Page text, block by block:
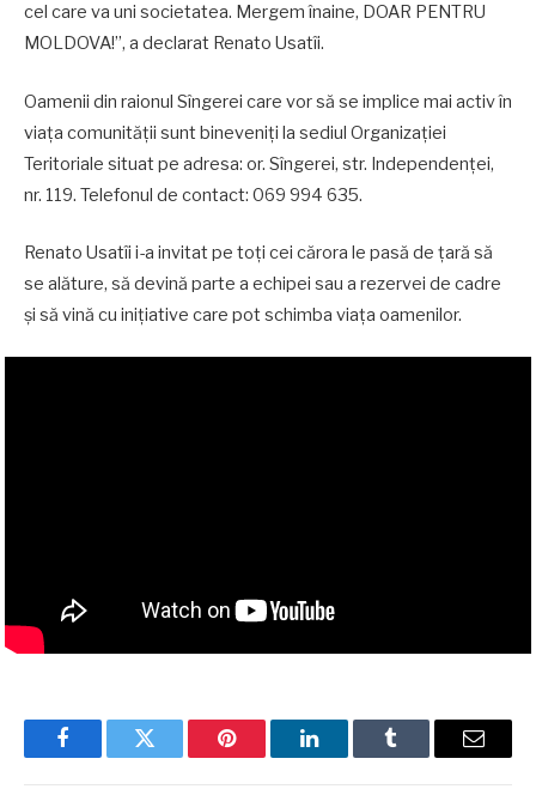
cel care va uni societatea. Mergem înaine, DOAR PENTRU
MOLDOVA!”, a declarat Renato Usatîi.
Oamenii din raionul Sîngerei care vor să se implice mai activ în
viața comunității sunt bineveniți la sediul Organizației
Teritoriale situat pe adresa: or. Sîngerei, str. Independenței,
nr. 119. Telefonul de contact: 069 994 635.
Renato Usatîi i-a invitat pe toți cei cărora le pasă de țară să
se alăture, să devină parte a echipei sau a rezervei de cadre
și să vină cu inițiative care pot schimba viața oamenilor.
FacebookTwitter Pinterest LinkedInTumblr Email